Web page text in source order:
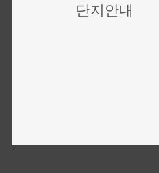
단지안내